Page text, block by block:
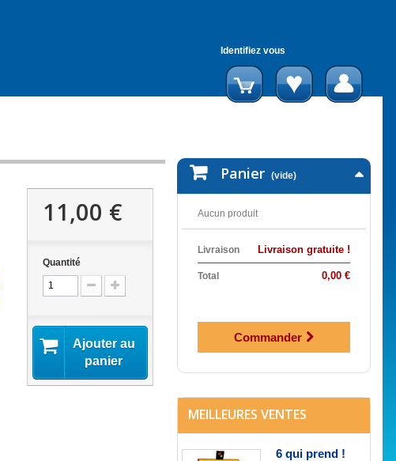
Identifiez vous
11,00 €
Quantité
Ajouter au
panier
Panier (vide)
Aucun produit
Livraison gratuite !
Livraison
0,00 €
Total
Commander
MEILLEURES VENTES
6 qui prend !